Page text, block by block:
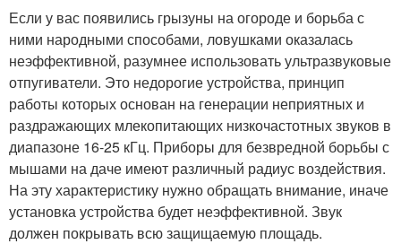
Если у вас появились грызуны на огороде и борьба с
ними народными способами, ловушками оказалась
неэффективной, разумнее использовать ультразвуковые
отпугиватели. Это недорогие устройства, принцип
работы которых основан на генерации неприятных и
раздражающих млекопитающих низкочастотных звуков в
диапазоне 16-25 кГц. Приборы для безвредной борьбы с
мышами на даче имеют различный радиус воздействия.
На эту характеристику нужно обращать внимание, иначе
установка устройства будет неэффективной. Звук
должен покрывать всю защищаемую площадь.